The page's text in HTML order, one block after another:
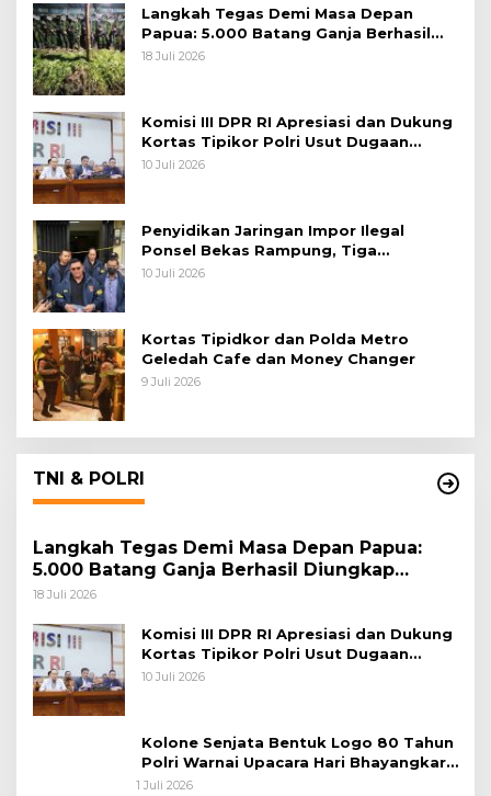
Langkah Tegas Demi Masa Depan
Papua: 5.000 Batang Ganja Berhasil
Diungkap Koops TNI Habema
18 Juli 2026
Komisi III DPR RI Apresiasi dan Dukung
Kortas Tipikor Polri Usut Dugaan
Korupsi Batu Bara
10 Juli 2026
Penyidikan Jaringan Impor Ilegal
Ponsel Bekas Rampung, Tiga
Tersangka Sudah P-21 dan Satu Buron
10 Juli 2026
Kortas Tipidkor dan Polda Metro
Geledah Cafe dan Money Changer
9 Juli 2026
TNI & POLRI
Langkah Tegas Demi Masa Depan Papua:
5.000 Batang Ganja Berhasil Diungkap
Koops TNI Habema
18 Juli 2026
Komisi III DPR RI Apresiasi dan Dukung
Kortas Tipikor Polri Usut Dugaan
Korupsi Batu Bara
10 Juli 2026
Kolone Senjata Bentuk Logo 80 Tahun
Polri Warnai Upacara Hari Bhayangkara
ke-80
1 Juli 2026